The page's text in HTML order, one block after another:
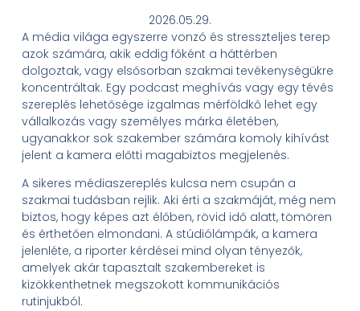
2026.05.29.
A média világa egyszerre vonzó és stresszteljes terep
azok számára, akik eddig főként a háttérben
dolgoztak, vagy elsősorban szakmai tevékenységükre
koncentráltak. Egy podcast meghívás vagy egy tévés
szereplés lehetősége izgalmas mérföldkő lehet egy
vállalkozás vagy személyes márka életében,
ugyanakkor sok szakember számára komoly kihívást
jelent a kamera előtti magabiztos megjelenés.
A sikeres médiaszereplés kulcsa nem csupán a
szakmai tudásban rejlik. Aki érti a szakmáját, még nem
biztos, hogy képes azt élőben, rövid idő alatt, tömören
és érthetően elmondani. A stúdiólámpák, a kamera
jelenléte, a riporter kérdései mind olyan tényezők,
amelyek akár tapasztalt szakembereket is
kizökkenthetnek megszokott kommunikációs
rutinjukból.